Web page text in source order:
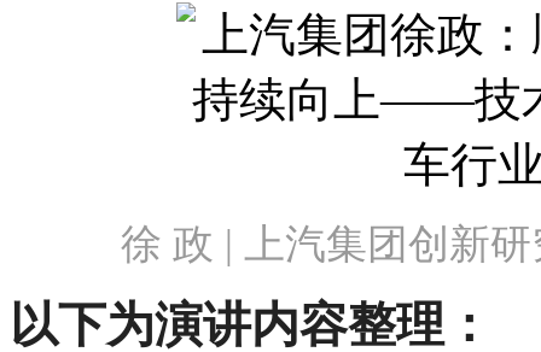
徐 政 | 上汽集团创新
以下为演讲内容整理：